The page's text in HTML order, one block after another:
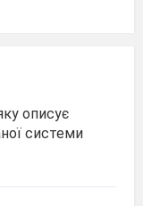
описує
системи